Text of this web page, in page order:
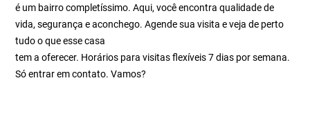
é um bairro completíssimo. Aqui, você encontra qualidade de
vida, segurança e aconchego. Agende sua visita e veja de perto
tudo o que esse casa
tem a oferecer. Horários para visitas flexíveis 7 dias por semana.
Só entrar em contato. Vamos?